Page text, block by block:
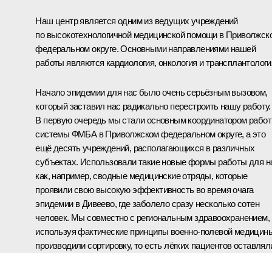
Наш центр является одним из ведущих учреждений
по высокотехнологичной медицинской помощи в
федеральном округе. Основными направлениями нашей
работы являются кардиология, онкология и
Начало эпидемии для нас было очень серьёзным вызовом,
который заставил нас радикально перестроить нашу работу.
В первую очередь мы стали основным координатором
системы ФМБА в Приволжском федеральном округе, а это
ещё десять учреждений, располагающихся в различных
субъектах. Использовали такие новые формы работы для
как, например, сводные медицинские отряды, которые
проявили свою высокую эффективность во время очага
эпидемии в Дивеево, где заболело сразу несколько сотен
человек. Мы совместно с региональным здравоохранением,
используя фактические принципы военно-полевой
производили сортировку, то есть лёгких пациентов